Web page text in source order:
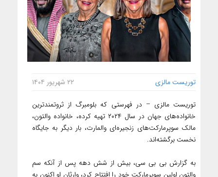
توریست مالزی ۲۲ شهریور ۱۴۰۴
توریست مالزی – در فهرستی که بلومبرگ از ثروتمندترین
خانواده‌های جهان در سال ۲۰۲۴ تهیه کرده، خانواده والتون،
مالک سوپرمارکت‌های زنجیره‌ای والمارت، بار دیگر به جایگاه
نخست برگشته‌اند.
به گزارش بی بی سی، بیش از شش دهه پس از آنکه سم
والتون اولین سوپرمارکت خود را افتتاح کرد، وارثان او اکنون به